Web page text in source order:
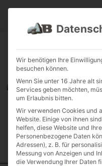
JOBS
Wir benötigen Ihre
besuchen können.
Wenn Sie unter 16 Jahre alt
Services geben möchten,
um Erlaubnis bitten.
Wir verwenden Cookies und
Website. Einige von ihnen
helfen, diese Website und
Personenbezogene Daten
Adressen), z. B. für
Messung von Anzeigen und
die Verwendung Ihrer Daten